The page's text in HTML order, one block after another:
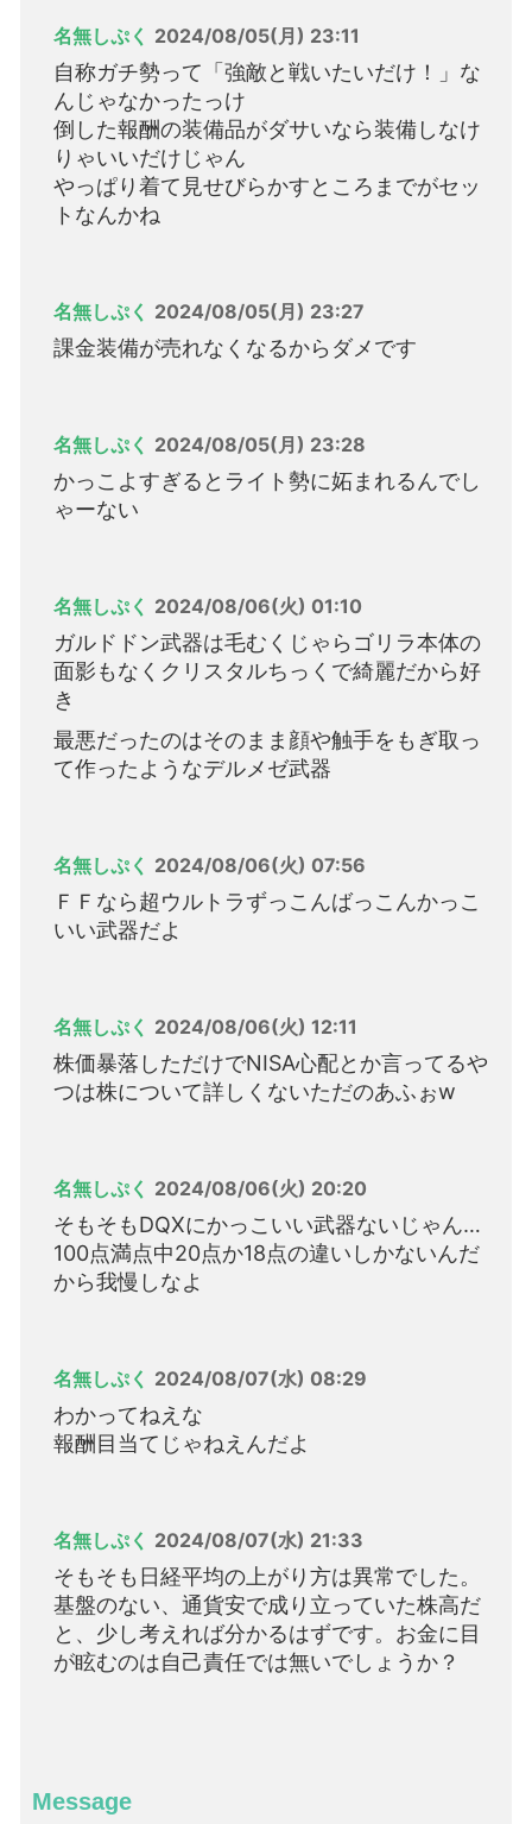
名無しぷく 2024/08/05(月) 23:11
自称ガチ勢って「強敵と戦いたいだけ！」な
んじゃなかったっけ
倒した報酬の装備品がダサいなら装備しなけ
りゃいいだけじゃん
やっぱり着て見せびらかすところまでがセッ
トなんかね
名無しぷく 2024/08/05(月) 23:27
課金装備が売れなくなるからダメです
名無しぷく 2024/08/05(月) 23:28
かっこよすぎるとライト勢に妬まれるんでし
ゃーない
名無しぷく 2024/08/06(火) 01:10
ガルドドン武器は毛むくじゃらゴリラ本体の
面影もなくクリスタルちっくで綺麗だから好
き
最悪だったのはそのまま顔や触手をもぎ取っ
て作ったようなデルメゼ武器
名無しぷく 2024/08/06(火) 07:56
ＦＦなら超ウルトラずっこんばっこんかっこ
いい武器だよ
名無しぷく 2024/08/06(火) 12:11
株価暴落しただけでNISA心配とか言ってるや
つは株について詳しくないただのあふぉw
名無しぷく 2024/08/06(火) 20:20
そもそもDQXにかっこいい武器ないじゃん…
100点満点中20点か18点の違いしかないんだ
から我慢しなよ
名無しぷく 2024/08/07(水) 08:29
わかってねえな
報酬目当てじゃねえんだよ
名無しぷく 2024/08/07(水) 21:33
そもそも日経平均の上がり方は異常でした。
基盤のない、通貨安で成り立っていた株高だ
と、少し考えれば分かるはずです。お金に目
が眩むのは自己責任では無いでしょうか？
Message